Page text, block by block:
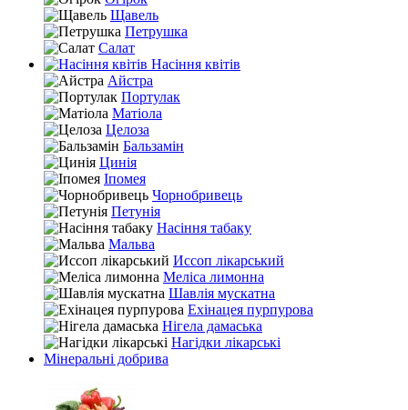
Щавель
Петрушка
Салат
Насіння квітів
Айстра
Портулак
Матіола
Целоза
Бальзамін
Цинія
Іпомея
Чорнобривець
Петунія
Насіння табаку
Мальва
Иссоп лікарський
Меліса лимонна
Шавлія мускатна
Ехінацея пурпурова
Нігела дамаська
Нагідки лікарські
Мінеральні добрива